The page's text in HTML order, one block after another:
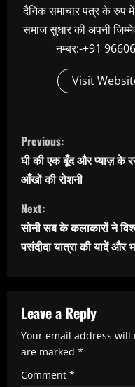
दैनिक समाचार पत्र के रुप में
समाज सुधार की अपनी
नम्बर:-+91
Visit
C
o
n
t
i
n
R
e
a
Previous:
घी की एक बूँद और प्याज़ के
आँखों की रोशनी
Next:
सोनी सब के कलाकारों ने
पसंदीदा यात्रा की यादें और
Leave a Reply
Your email address
are marked *
Comment *